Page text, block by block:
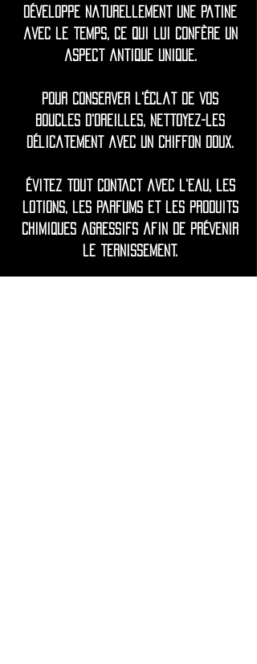
développe naturellement une patine
avec le temps, ce qui lui confère un
aspect antique unique.
Pour conserver l'éclat de vos
boucles d'oreilles, nettoyez-les
délicatement avec un chiffon doux.
Évitez tout contact avec l'eau, les
lotions, les parfums et les produits
chimiques agressifs afin de prévenir
le ternissement.